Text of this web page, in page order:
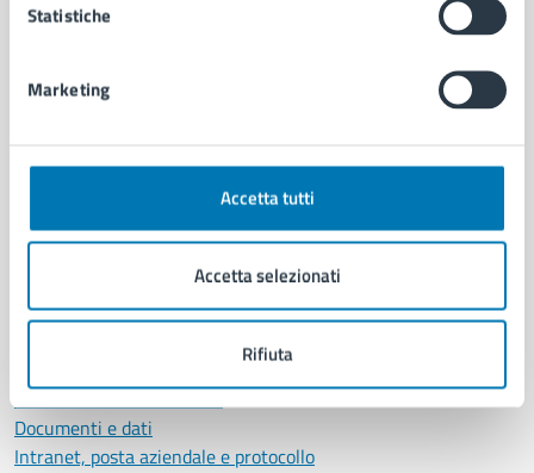
Statistiche
Marketing
Accetta tutti
Accetta selezionati
Rifiuta
Aree amministrative
Uffici
Personale amministrativo
Documenti e dati
Intranet, posta aziendale e protocollo